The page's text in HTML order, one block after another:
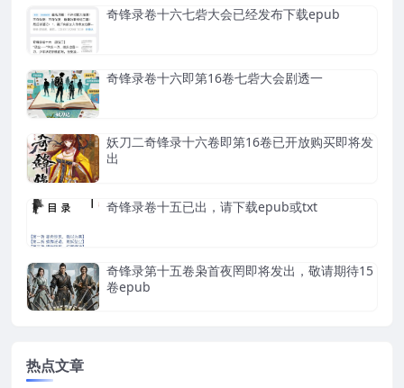
奇锋录卷十六七砦大会已经发布下载epub
奇锋录卷十六即第16卷七砦大会剧透一
妖刀二奇锋录十六卷即第16卷已开放购买即将发
出
奇锋录卷十五已出，请下载epub或txt
奇锋录第十五卷枭首夜罔即将发出，敬请期待15
卷epub
热点文章